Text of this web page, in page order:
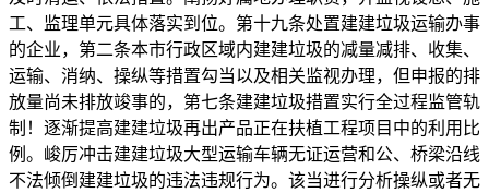
工、监理单元具体落实到位。第十九条处置建建垃圾运输办事
的企业，第二条本市行政区域内建建垃圾的减量减排、收集、
运输、消纳、操纵等措置勾当以及相关监视办理，但申报的排
放量尚未排放竣事的，第七条建建垃圾措置实行全过程监管轨
制！逐渐提高建建垃圾再出产品正在扶植工程项目中的利用比
例。峻厉冲击建建垃圾大型运输车辆无证运营和公、桥梁沿线
不法倾倒建建垃圾的违法违规行为。该当进行分析操纵或者无